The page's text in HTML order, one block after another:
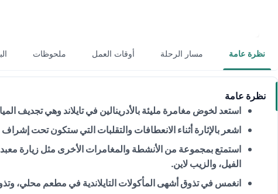
نظرة عامة مسار الرحلة أوقات العمل ملحوظات
نظرة عامة
استعد لخوض مغامرة مليئة بالأدرينالين في تايلاند وهي تجديف
اشعر بالإثارة أثناء الانعطافات والتقلبات التي ستكون تحت
استمتع بمجموعة من الأنشطة والمغامرات الأخرى مثل زيارة
الفيل، والزيب لاين.
انغمس في تذوق أشهى المأكولات التايلاندية في مطعم محلي،